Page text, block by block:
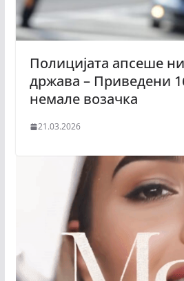
Полицијата апсеше
држава – Приведени
немале возачка
21.03.2026